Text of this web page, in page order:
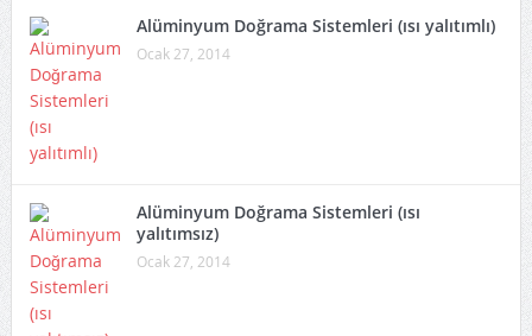
Alüminyum Doğrama Sistemleri (ısı yalıtımlı)
Ocak 27, 2014
Alüminyum Doğrama Sistemleri (ısı
yalıtımsız)
Ocak 27, 2014